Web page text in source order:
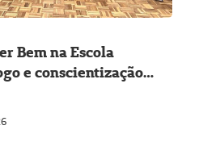
Bem na Escola
e conscientização